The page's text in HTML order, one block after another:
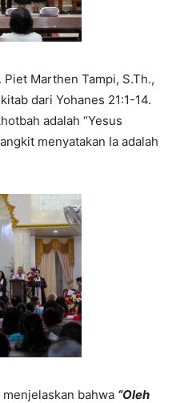
Marthen Tampi, S.Th.,
dari Yohanes 21:1-14.
adalah “Yesus
menyatakan Ia adalah
bahwa “Oleh